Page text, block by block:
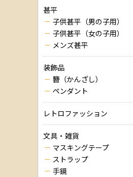
甚平
子供甚平（男の子用）
子供甚平（女の子用）
メンズ甚平
装飾品
簪（かんざし）
ペンダント
レトロファッション
文具・雑貨
マスキングテープ
ストラップ
手鏡